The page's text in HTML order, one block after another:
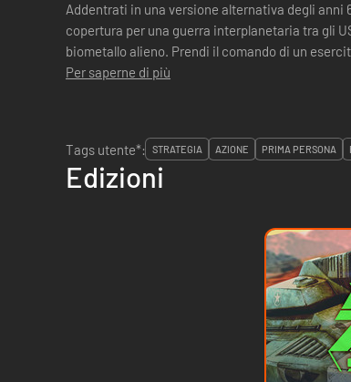
Addentrati in una versione alternativa degli anni
copertura per una guerra interplanetaria tra gli
biometallo alieno. Prendi il comando
Per saperne di più
Tags utente*:
STRATEGIA AZIONE PRIMA PERSONA
Edizioni